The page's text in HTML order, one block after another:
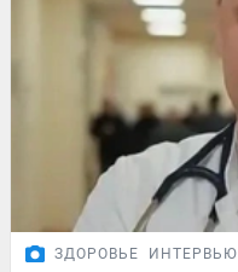
ЗДОРОВЬЕ ИНТЕРВЬЮ